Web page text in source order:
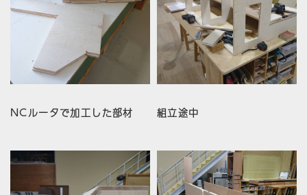
NCルータで加工した部材 組立途中